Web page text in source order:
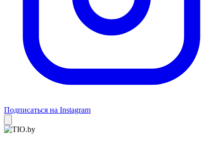
Подписаться на Instagram